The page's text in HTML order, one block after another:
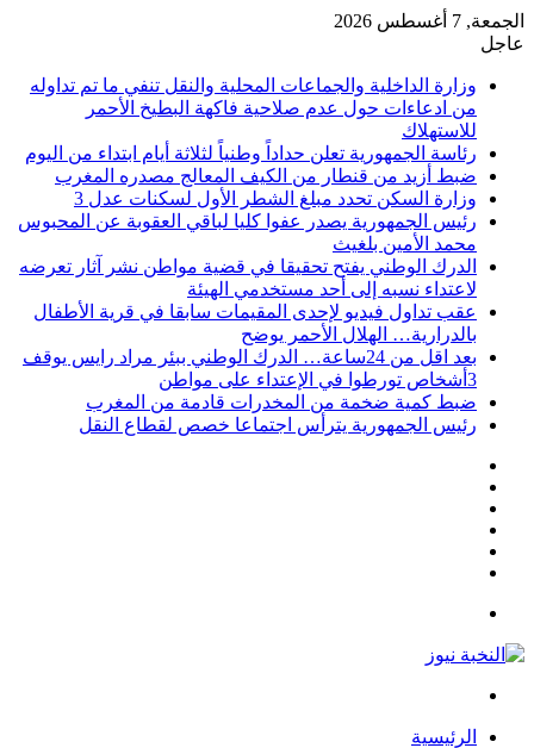
الجمعة, 7 أغسطس 2026
عاجل
وزارة الداخلية والجماعات المحلية والنقل تنفي ما تم تداوله
من ادعاءات حول عدم صلاحية فاكهة البطيخ الأحمر
للاستهلاك
رئاسة الجمهورية تعلن حداداً وطنياً لثلاثة أيام ابتداء من اليوم
ضبط أزيد من قنطار من الكيف المعالج مصدره المغرب
وزارة السكن تحدد مبلغ الشطر الأول لسكنات عدل 3
رئيس الجمهورية يصدر عفوا كليا لباقي العقوبة عن المحبوس
محمد الأمين بلغيث
الدرك الوطني يفتح تحقيقا في قضية مواطن نشر آثار تعرضه
لاعتداء نسبه إلى أحد مستخدمي الهيئة
عقب تداول فيديو لإحدى المقيمات سابقا في قرية الأطفال
بالدرارية… الهلال الأحمر يوضح
بعد اقل من 24ساعة… الدرك الوطني ببئر مراد رايس يوقف
3أشخاص تورطوا في الإعتداء على مواطن
ضبط كمية ضخمة من المخدرات قادمة من المغرب
رئيس الجمهورية يترأس اجتماعا خصص لقطاع النقل
الرئيسية